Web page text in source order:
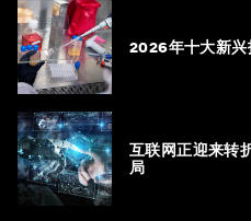
2026年十大新兴
互联网正迎来转
局